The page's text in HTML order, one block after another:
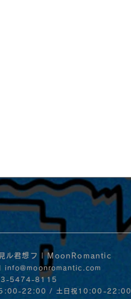
ル君想フ | MoonRomantic
info@moonromantic.com
5474-8115
22:00 / 土日祝10:00-22:00